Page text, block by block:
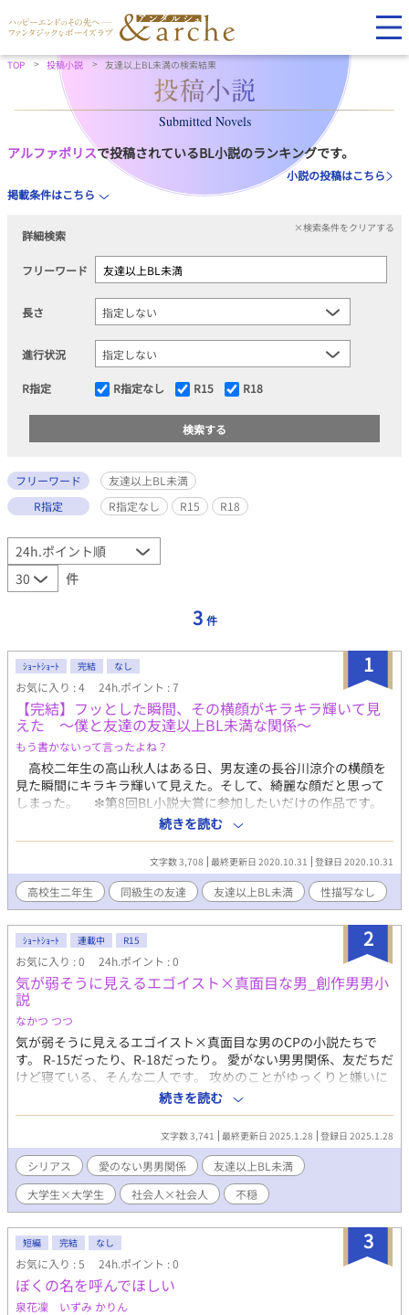
TOP 投稿小説 友達以上BL未満の検索結果
Submitted Novels
アルファポリスで投稿されているBL小説のランキングです。
小説の投稿はこちら
掲載条件はこちら
詳細検索
×検索条件をクリアする
フリーワード
長さ
進行状況
R指定 R指定なし R15 R18
フリーワード
友達以上BL未満
R指定
R指定なし R15 R18
件
3 件
1
ｼｮｰﾄｼｮｰﾄ 完結 なし
お気に入り : 4 24h.ポイント : 7
【完結】フッとした瞬間、その横顔がキラキラ輝いて見
えた 〜僕と友達の友達以上BL未満な関係〜
もう書かないって言ったよね？
高校二年生の高山秋人はある日、男友達の長谷川涼介の横顔を
見た瞬間にキラキラ輝いて見えた。そして、綺麗な顔だと思って
しまった。 ❇︎第8回BL小説大賞に参加したいだけの作品です。
順位や評価は気にしない。参加することに意義があると思ってい
ます。これはそういう作品です。
続きを読む
文字数 3,708 最終更新日 2020.10.31 登録日 2020.10.31
高校生二年生 同級生の友達 友達以上BL未満 性描写なし
2
ｼｮｰﾄｼｮｰﾄ 連載中 R15
お気に入り : 0 24h.ポイント : 0
気が弱そうに見えるエゴイスト×真面目な男_創作男男小
説
なかつ つつ
気が弱そうに見えるエゴイスト×真面目な男のCPの小説たちで
す。 R-15だったり、R-18だったり。 愛がない男男関係、友だちだ
けど寝ている、そんな二人です。 攻めのことがゆっくりと嫌いに
なるけれど関係は続く、そういう業が深いところを好きに書いて
いくつもりです。
続きを読む
文字数 3,741 最終更新日 2025.1.28 登録日 2025.1.28
シリアス 愛のない男男関係
友達以上BL未満
大学生×大学生
社会人×社会人 不穏
3
短編 完結 なし
お気に入り : 5 24h.ポイント : 0
ぼくの名を呼んでほしい
泉花凜 いずみ かりん